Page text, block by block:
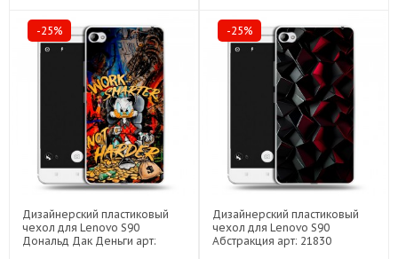
-25%
Дизайнерский пластиковый
чехол для Lenovo S90
Дональд Дак Деньги арт:
-25%
Дизайнерский пластиковый
чехол для Lenovo S90
Абстракция арт: 21830